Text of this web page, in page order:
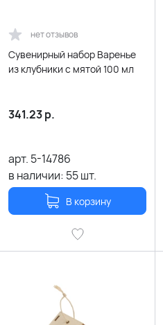
нет отзывов
Сувенирный набор Варенье
из клубники с мятой 100 мл
341.23р.
арт. 5-14786
в наличии: 55шт.
В корзину